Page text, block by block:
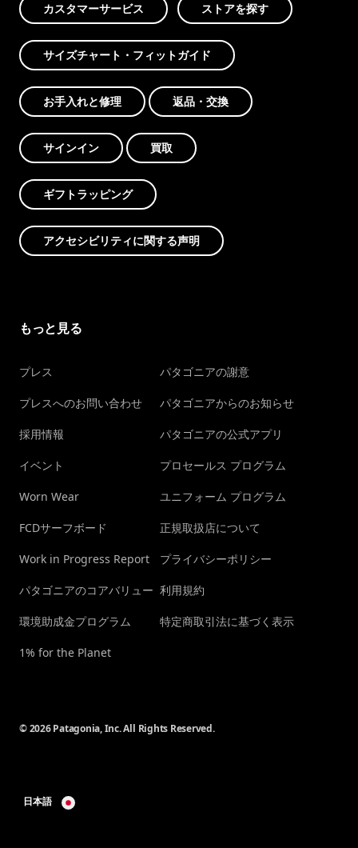
カスタマーサービス ストアを探す
サイズチャート・フィットガイド
お手入れと修理 返品・交換
サインイン 買取
ギフトラッピング
アクセシビリティに関する声明
もっと見る
プレス
プレスへのお問い合わせ
採用情報
イベント
Worn Wear
FCDサーフボード
Work in Progress Report
パタゴニアのコアバリュー
環境助成金プログラム
1% for the Planet
パタゴニアの謝意
パタゴニアからのお知らせ
パタゴニアの公式アプリ
プロセールス プログラム
ユニフォーム プログラム
正規取扱店について
プライバシーポリシー
利用規約
特定商取引法に基づく表示
© 2026 Patagonia, Inc. All Rights Reserved.
日本語